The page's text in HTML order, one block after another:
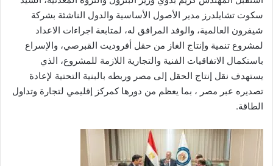
سكوت تشايلدرز مدير الأصول الأساسية والدول الناشئة بشركة
شيفرون العالمية، والوفد المرافق له، لمتابعة اجراءات الاعداد
لمشروع تنمية وإنتاج الغاز من حقل أفروديت القبرصي، والإسراع
باستكمال الاتفاقيات الفنية والتجارية اللازمة للمشروع، الذي
يستهدف نقل إنتاج الحقل إلى مصر وربطه بالبنية التحتية لإعادة
تصديره عبر مصر ، بما يعظم من دورها كمركز إقليمي لتجارة وتداول
الطاقة.